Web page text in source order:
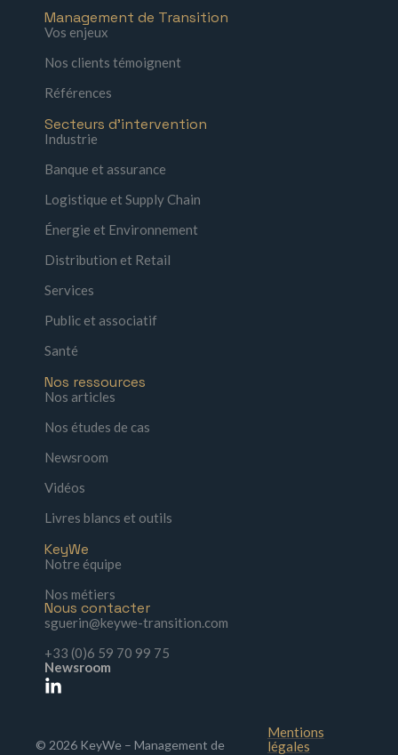
Management de Transition
Vos enjeux
Nos clients témoignent
Références
Secteurs d'intervention
Industrie
Banque et assurance
Logistique et Supply Chain
Énergie et Environnement
Distribution et Retail
Services
Public et associatif
Santé
Nos ressources
Nos articles
Nos études de cas
Newsroom
Vidéos
Livres blancs et outils
KeyWe
Notre équipe
Nos métiers
Nous contacter
sguerin@keywe-transition.com
+33 (0)6 59 70 99 75
Newsroom
© 2026 KeyWe – Management de
Mentions
légales